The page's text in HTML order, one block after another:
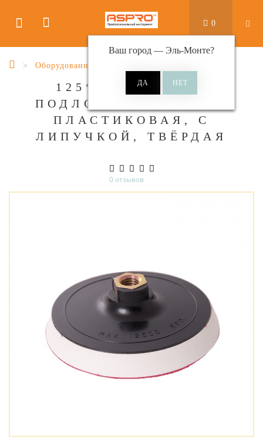
Ваш город — Эль-Монте?
0
Оборудование шлифовальное
125*20ММ/М14*2
ПОДЛОЖКА ДЛЯ УШМ
ПЛАСТИКОВАЯ, С
ЛИПУЧКОЙ, ТВЁРДАЯ
0 отзывов